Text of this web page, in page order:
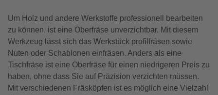
Um Holz und andere Werkstoffe professionell bearbeiten
zu können, ist eine Oberfräse unverzichtbar. Mit diesem
Werkzeug lässt sich das Werkstück profilfräsen sowie
Nuten oder Schablonen einfräsen. Anders als eine
Tischfräse ist eine Oberfräse für einen niedrigeren Preis zu
haben, ohne dass Sie auf Präzision verzichten müssen.
Mit verschiedenen Fräsköpfen ist es möglich eine Vielzahl